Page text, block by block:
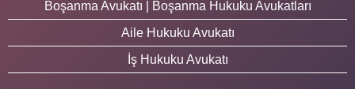
Boşanma Avukatı | Boşanma Hukuku Avukatları
Aile Hukuku Avukatı
İş Hukuku Avukatı